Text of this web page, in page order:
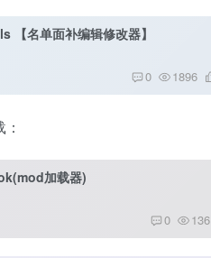
【名单面补编辑修改器】
0 1896
加载器)
0 136